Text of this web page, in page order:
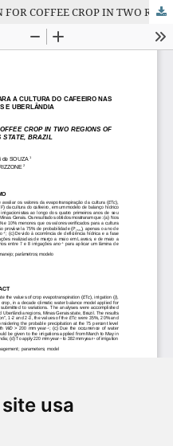
usa
WATER BALANCE SIMULATION FOR COFFEE CROP IN TWO REGIONS OF THE MINAS GERAIS STATE, BRAZIL